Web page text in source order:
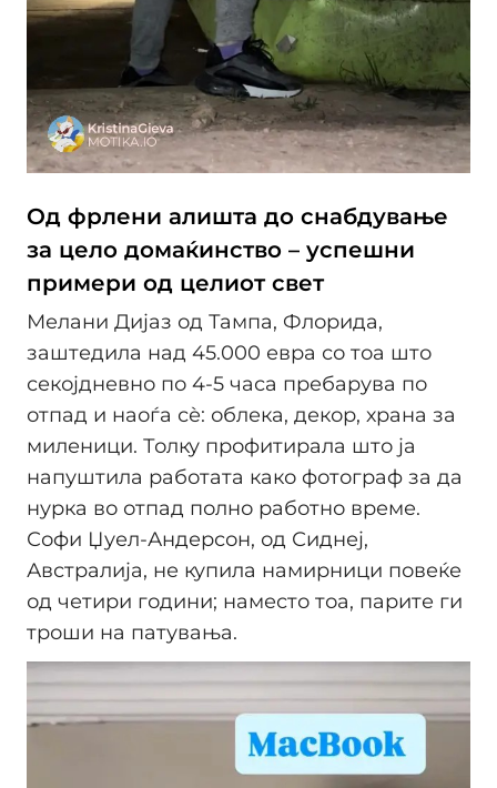
Од фрлени алишта до снабдување
за цело домаќинство – успешни
примери од целиот свет
Мелани Дијаз од Тампа, Флорида,
заштедила над 45.000 евра со тоа што
секојдневно по 4-5 часа пребарува по
отпад и наоѓа сѐ: облека, декор, храна за
миленици. Толку профитирала што ја
напуштила работата како фотограф за да
нурка во отпад полно работно време.
Софи Џуел-Андерсон, од Сиднеј,
Австралија, не купила намирници повеќе
од четири години; наместо тоа, парите ги
троши на патувања.